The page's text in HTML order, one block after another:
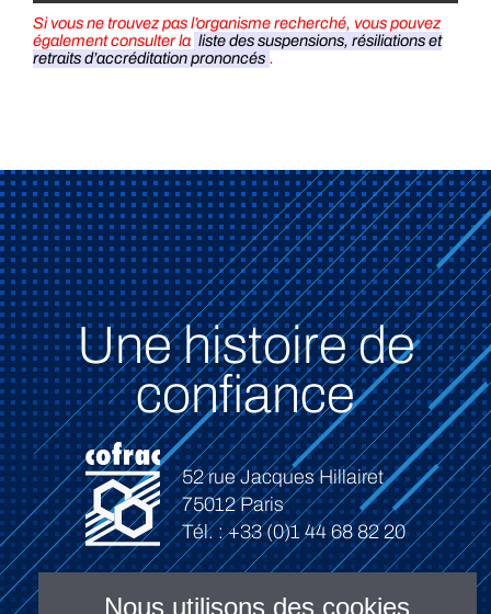
Si vous ne trouvez pas l’organisme recherché, vous pouvez
également consulter la liste des suspensions, résiliations et
retraits d’accréditation prononcés .
Une histoire de
confiance
52 rue Jacques Hillairet
75012 Paris
Tél. : +33 (0)1 44 68 82 20
Nous utilisons des cookies